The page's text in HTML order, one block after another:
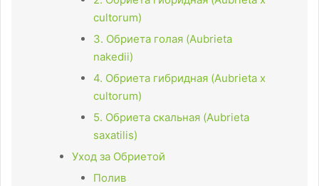
cultorum)
3. Обриета голая (Aubrieta
nakedii)
4. Обриета гибридная (Aubrieta x
cultorum)
5. Обриета скальная (Aubrieta
saxatilis)
Уход за Обриетой
Полив